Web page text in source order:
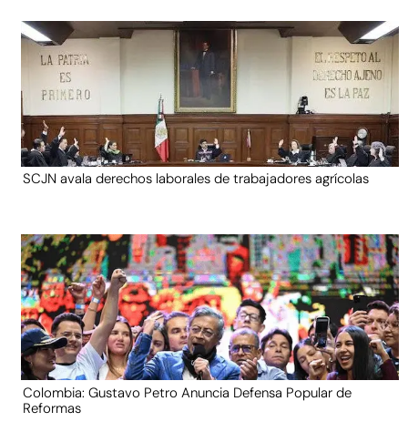
SCJN avala derechos laborales de trabajadores agrícolas
Colombia: Gustavo Petro Anuncia Defensa Popular de
Reformas